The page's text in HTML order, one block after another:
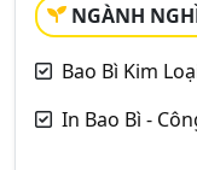
NGÀNH
Bao Bì Kim
In Bao Bì -